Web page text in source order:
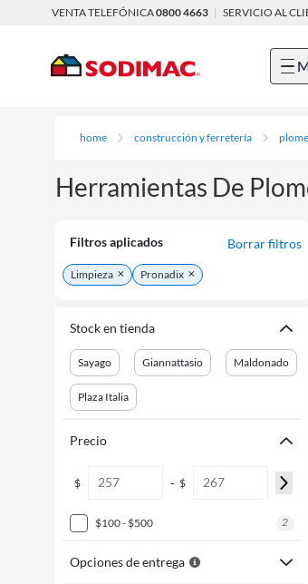
VENTA TELEFÓNICA0800 4663 | SERVICIO AL
home construcción y ferretería
Herramientas De
Filtros aplicados Borrar filtros
Limpieza Pronadix
Stock en tienda
Sayago Giannattasio Maldonado
Plaza Italia
Precio
$ - $
$100 - $500 2
Opciones de entrega